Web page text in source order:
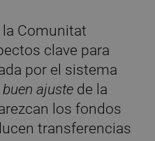
Comunitat
clave para
por el sistema
buen ajuste de la
los fondos
transferencias